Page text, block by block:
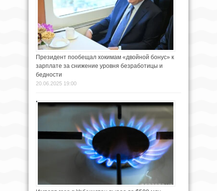
Президент пообещал хокимам «двойной бонус» к
зарплате за снижение уровня безработицы и
бедности
20.06.2025 19:00